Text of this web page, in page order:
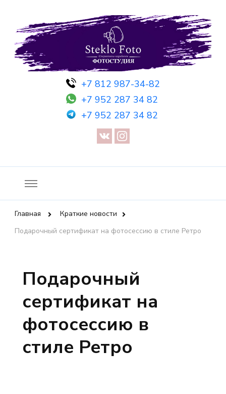
+7 812 987-34-82
+7 952 287 34 82
+7 952 287 34 82
Фотостудия SF
Фотосессия в студии СПб — Фотосессия в Санкт-Петербурге
— Предметная съемка — Невидимый манекен — Прозрачный
манекен — Сертификат на фотосессию
Главная
Краткие новости
Подарочный сертификат на фотосессию в стиле Ретро
Подарочный
сертификат на
фотосессию в
стиле Ретро